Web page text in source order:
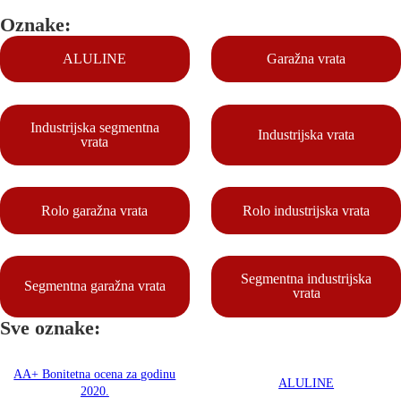
Oznake:
ALULINE Garažna vrata
Industrijska segmentna
vrata
Industrijska vrata
Rolo garažna vrata Rolo industrijska vrata
Segmentna garažna vrata
Segmentna industrijska
vrata
Sve oznake:
AA+ Bonitetna ocena za godinu
2020.
ALULINE